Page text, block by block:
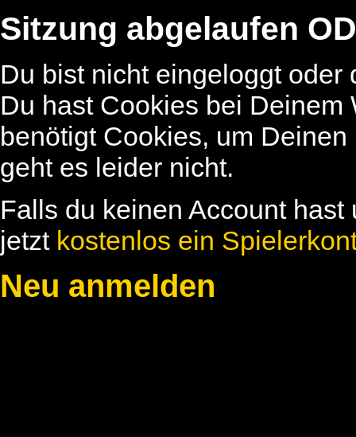
Sitzung abgelaufen
Du bist nicht eingeloggt
Du hast Cookies bei
benötigt Cookies, um
geht es leider nicht.
Falls du keinen Account
jetzt kostenlos ein
Neu anmelden